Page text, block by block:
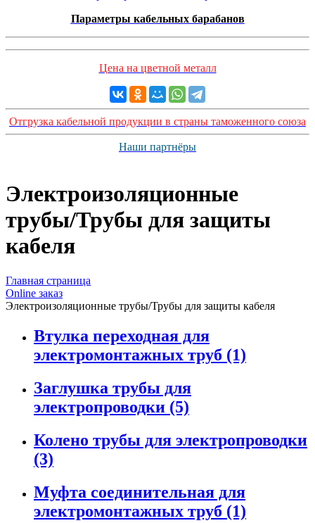
Параметры кабельных барабанов
Цена на цветной металл
Отгрузка кабельной продукции в страны таможенного союза
Наши партнёры
Электроизоляционные
трубы/Трубы для защиты
кабеля
Главная страница
Оnline заказ
Электроизоляционные трубы/Трубы для защиты кабеля
Втулка переходная для
электромонтажных труб (1)
Заглушка трубы для
электропроводки (5)
Колено трубы для электропроводки
(3)
Муфта соединительная для
электромонтажных труб (1)